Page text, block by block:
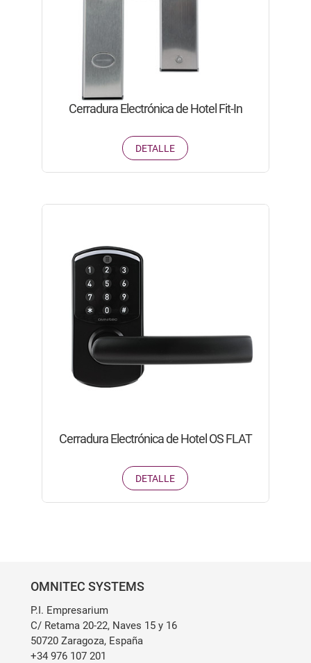
Cerradura Electrónica de Hotel Fit-In
DETALLE
Cerradura Electrónica de Hotel OS FLAT
DETALLE
OMNITEC SYSTEMS
P.I. Empresarium
C/ Retama 20-22, Naves 15 y 16
50720 Zaragoza, España
+34 976 107 201